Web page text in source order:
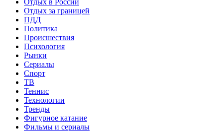
Отдых за границей
ПДД
Политика
Происшествия
Психология
Рынки
Сериалы
Спорт
ТВ
Теннис
Технологии
Тренды
Фигурное катание
Фильмы и сериалы